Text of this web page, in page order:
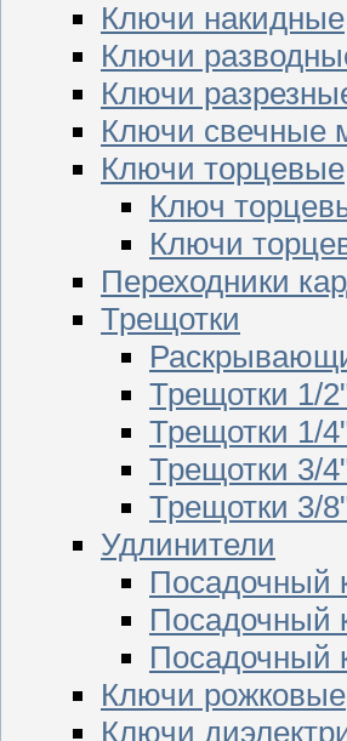
Ключи накидные
Ключи
Ключи
Ключи свечные
Ключи торцевые
Ключ
Ключи
Переходники
Трещотки
Трещотки 1/
Трещотки 1/
Трещотки 3/
Трещотки 3/
Удлинители
Посадочный
Посадочный
Посадочный
Ключи рожковые
Ключи